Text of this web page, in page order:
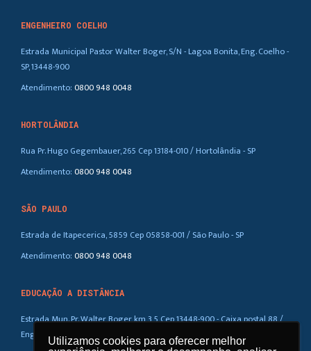
Utilizamos cookies para oferecer melhor
Utilizamos cookies para oferecer melhor
ENGENHEIRO COELHO
Estrada Municipal Pastor Walter Boger, S/N - Lagoa Bonita, Eng. Coelho -
SP, 13448-900
Atendimento:0800 948 0048
HORTOLÂNDIA
Rua Pr. Hugo Gegembauer, 265 Cep 13184-010 / Hortolândia - SP
Atendimento:0800 948 0048
SÃO PAULO
Estrada de Itapecerica, 5859 Cep 05858-001 / São Paulo - SP
Atendimento:0800 948 0048
EDUCAÇÃO A DISTÂNCIA
Estrada Mun. Pr. Walter Boger, km 3,5 Cep 13448-900 - Caixa postal 88 /
Eng. Coelho – SP